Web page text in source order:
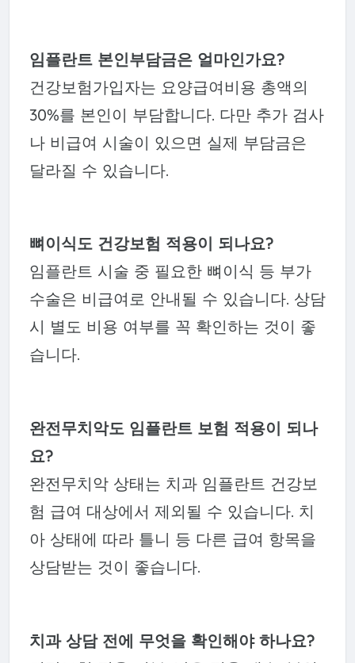
임플란트 본인부담금은 얼마인가요?
건강보험가입자는 요양급여비용 총액의
30%를 본인이 부담합니다. 다만 추가 검사
나 비급여 시술이 있으면 실제 부담금은
달라질 수 있습니다.
뼈이식도 건강보험 적용이 되나요?
임플란트 시술 중 필요한 뼈이식 등 부가
수술은 비급여로 안내될 수 있습니다. 상담
시 별도 비용 여부를 꼭 확인하는 것이 좋
습니다.
완전무치악도 임플란트 보험 적용이 되나
요?
완전무치악 상태는 치과 임플란트 건강보
험 급여 대상에서 제외될 수 있습니다. 치
아 상태에 따라 틀니 등 다른 급여 항목을
상담받는 것이 좋습니다.
치과 상담 전에 무엇을 확인해야 하나요?